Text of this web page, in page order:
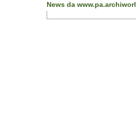
News da